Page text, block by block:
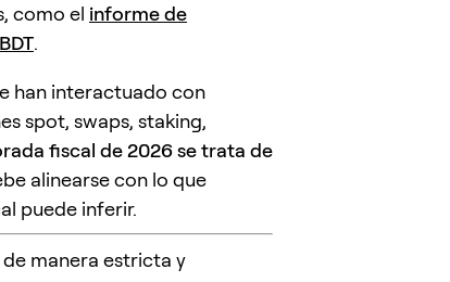
como el informe de
.
han interactuado con
spot, swaps, staking,
fiscal de 2026 se trata de
alinearse con lo que
puede inferir.
de manera estricta y